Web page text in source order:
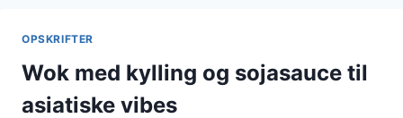
NY
VINKEL
OPSKRIFTER
Wok med kylling og sojasauce til
asiatiske vibes